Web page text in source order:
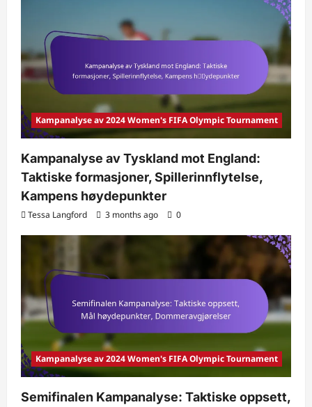
Kampanalyse av 2024 Women's FIFA Olympic Tournament
Kampanalyse av Tyskland mot England:
Taktiske formasjoner, Spillerinnflytelse,
Kampens høydepunkter
Tessa Langford 3 months ago 0
Kampanalyse av 2024 Women's FIFA Olympic Tournament
Semifinalen Kampanalyse: Taktiske oppsett,